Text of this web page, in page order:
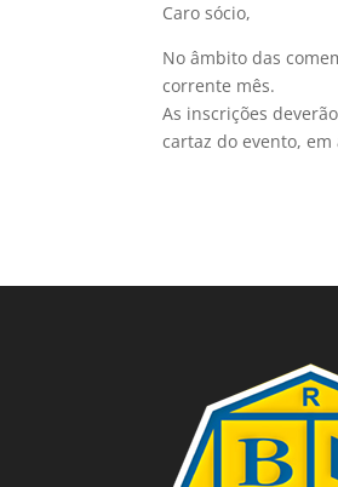
Caro sócio,
No âmbito das
corrente mês.
As inscrições
cartaz do evento, em